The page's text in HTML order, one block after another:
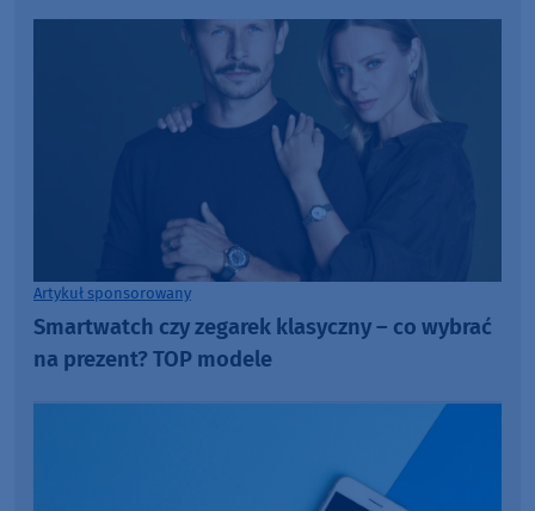
Artykuł sponsorowany
Smartwatch czy zegarek klasyczny – co wybrać
na prezent? TOP modele